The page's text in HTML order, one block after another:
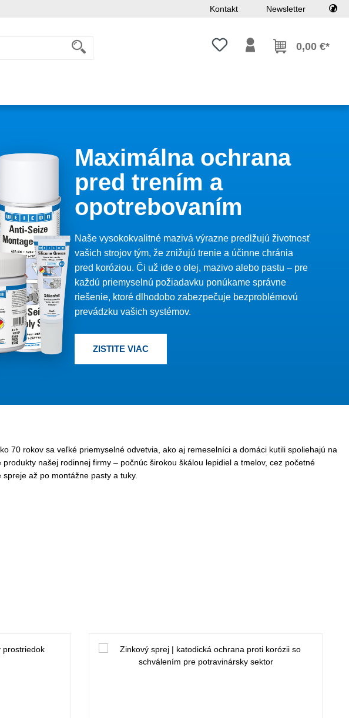
Kontakt Newsletter
Máte 0 položky zoznamu želaní
0,00 €*
Maximálna ochrana
pred trením a
opotrebovaním
Naše vysokokvalitné mazivá výrazne predlžujú životnosť
vašich strojov tým, že znižujú trenie a účinne chránia
pred koróziou. Či už ide o olej, mazivo alebo pastu – pre
každú priemyselnú požiadavku ponúkame správne
riešenie, ktoré dlhodobo zabezpečuje bezproblémovú
prevádzku vašich systémov.
ZISTITE VIAC
70 rokov sa veľké priemyselné odvetvia, ako aj remeselníci a domáci kutili spoliehajú na
produkty našej rodinnej firmy – počnúc širokou škálou lepidiel a tmelov, cez početné
spreje až po montážne pasty a tuky.